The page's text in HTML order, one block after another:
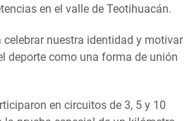
en el valle de Teotihuacán.
celebrar nuestra identidad y motivar
deporte como una forma de unión
en circuitos de 3, 5 y 10